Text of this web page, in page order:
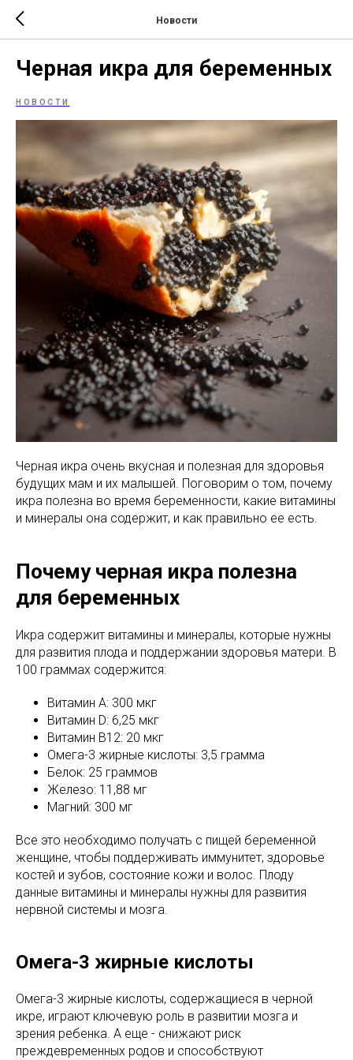
Новости
Черная икра для беременных
НОВОСТИ
Черная икра очень вкусная и полезная для здоровья
будущих мам и их малышей. Поговорим о том, почему
икра полезна во время беременности, какие витамины
и минералы она содержит, и как правильно ее есть.
Почему черная икра полезна
для беременных
Икра содержит витамины и минералы, которые нужны
для развития плода и поддержании здоровья матери. В
100 граммах содержится:
Витамин A: 300 мкг
Витамин D: 6,25 мкг
Витамин B12: 20 мкг
Омега-3 жирные кислоты: 3,5 грамма
Белок: 25 граммов
Железо: 11,88 мг
Магний: 300 мг
Все это необходимо получать с пищей беременной
женщине, чтобы поддерживать иммунитет, здоровье
костей и зубов, состояние кожи и волос. Плоду
данные витамины и минералы нужны для развития
нервной системы и мозга.
Омега-3 жирные кислоты
Омега-3 жирные кислоты, содержащиеся в черной
икре, играют ключевую роль в развитии мозга и
зрения ребенка. А еще - снижают риск
преждевременных родов и способствуют